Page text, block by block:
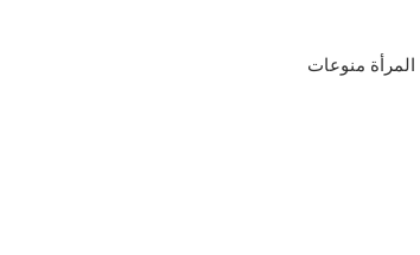
المرأة منوعات